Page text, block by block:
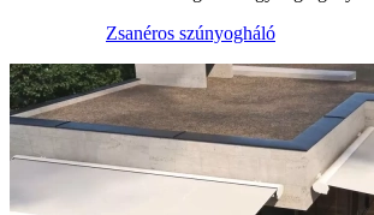
Zsanéros szúnyogháló